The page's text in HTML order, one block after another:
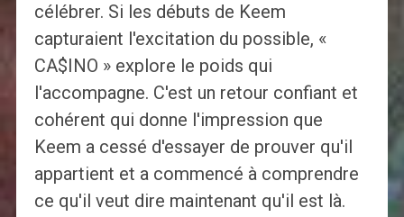
célébrer. Si les débuts de Keem
capturaient l'excitation du possible, «
CA$INO » explore le poids qui
l'accompagne. C'est un retour confiant et
cohérent qui donne l'impression que
Keem a cessé d'essayer de prouver qu'il
appartient et a commencé à comprendre
ce qu'il veut dire maintenant qu'il est là.